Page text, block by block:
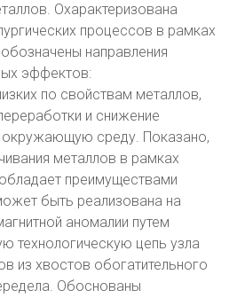
Охарактеризована
процессов в рамках
направления
эффектов:
по свойствам металлов,
и снижение
окружающую среду. Показано,
металлов в рамках
преимуществами
быть реализована на
аномалии путем
технологическую цепь узла
из хвостов обогатительного
Обоснованы